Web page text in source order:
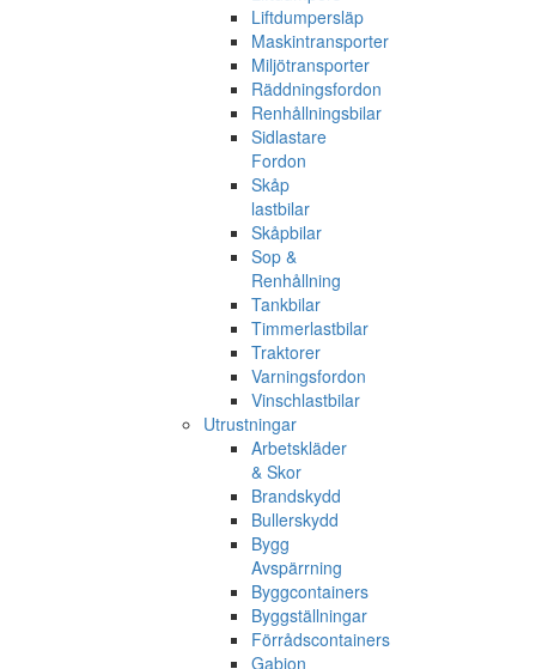
Liftdumpersläp
Maskintransporter
Miljötransporter
Räddningsfordon
Renhållningsbilar
Sidlastare
Fordon
Skåp
lastbilar
Skåpbilar
Sop &
Renhållning
Tankbilar
Timmerlastbilar
Traktorer
Varningsfordon
Vinschlastbilar
Utrustningar
Arbetskläder
& Skor
Brandskydd
Bullerskydd
Bygg
Avspärrning
Byggcontainers
Byggställningar
Förrådscontainers
Gabion